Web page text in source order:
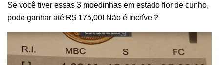
Se você tiver essas 3 moedinhas em estado flor de cunho,
pode ganhar até R$ 175,00! Não é incrível?